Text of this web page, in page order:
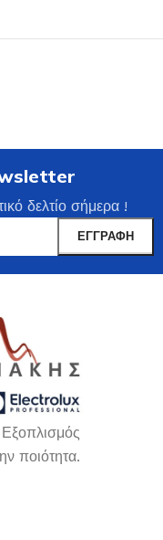
δελτίο σήμερα !
Εξοπλισμός
ποιότητα.